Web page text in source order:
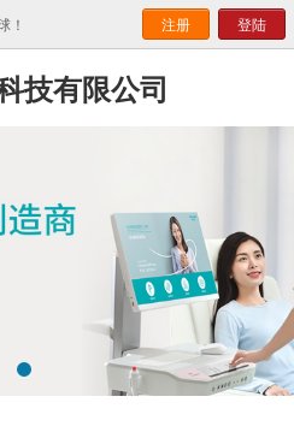
！ 注册 登陆
技有限公司